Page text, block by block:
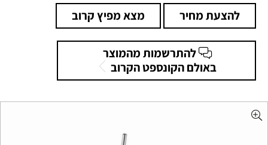
להצעת מחיר מצא מפיץ קרוב
להתרשמות מהמוצר
באולם הקונספט הקרוב